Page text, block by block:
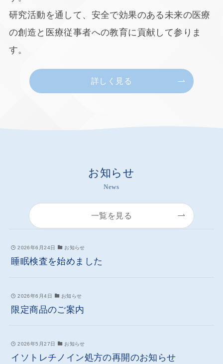
研究活動を通して、安全で効果のある未来の医療
の創造と医療従事者への教育に貢献して参りま
す。
詳しく見る
お知らせ
News
一覧を見る
2026年6月24日 お知らせ
睡眠検査を始めました
2026年6月4日 お知らせ
限定商品のご案内
2026年5月27日 お知らせ
イソトレチノイン処方の再開のお知らせ